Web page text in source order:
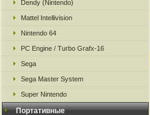
Dendy (Nintendo)
Mattel Intellivision
Nintendo 64
PC Engine / Turbo Grafx-16
Sega
Sega Master System
Super Nintendo
Портативные